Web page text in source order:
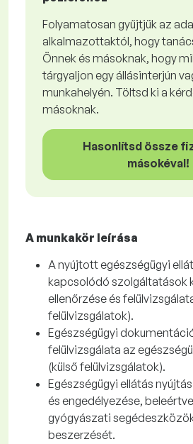
Folyamatosan gyűjtjük az
alkalmazottaktól, hogy
Önnek és másoknak, hogy
tárgyaljon egy állásinterjún
munkahelyén. Töltsd ki a
másoknak.
Hasonlítsd össze
másokéval!
A munkakör leírása
A nyújtott egészségügyi
kapcsolódó szolgáltatások
ellenőrzése és
felülvizsgálatok).
Egészségügyi
felülvizsgálata az
(külső felülvizsgálatok).
Egészségügyi ellátás
és engedélyezése,
gyógyászati
beszerzését.